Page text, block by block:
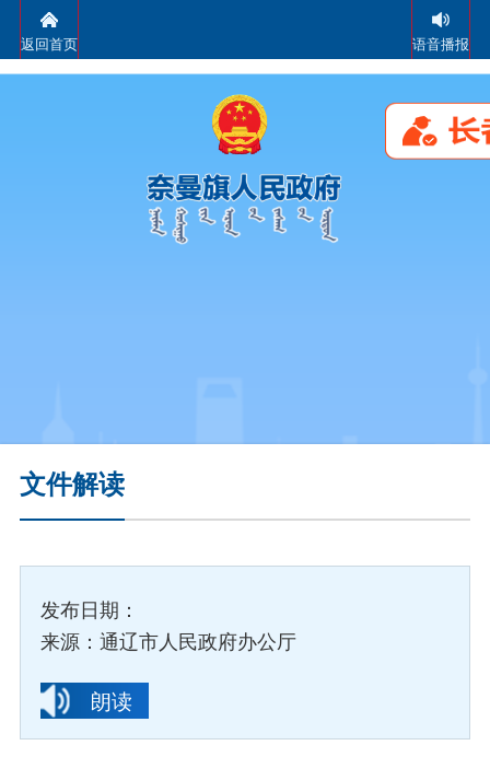
返回首页 语音播报
文件解读
发布日期：
来源：通辽市人民政府办公厅
朗读